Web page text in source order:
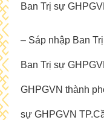
Ban Trị sự
– Sáp nhập Ban
Ban Trị sự
GHPGVN thành
sự GHPGVN